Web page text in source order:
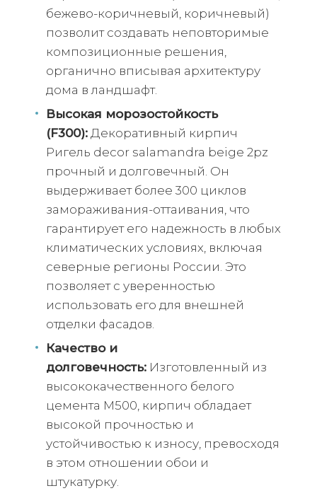
бежево-коричневый, коричневый)
позволит создавать неповторимые
композиционные решения,
органично вписывая архитектуру
дома в ландшафт.
Высокая морозостойкость
(F300): Декоративный кирпич
Ригель decor salamandra beige 2pz
прочный и долговечный. Он
выдерживает более 300 циклов
замораживания-оттаивания, что
гарантирует его надежность в любых
климатических условиях, включая
северные регионы России. Это
позволяет с уверенностью
использовать его для внешней
отделки фасадов.
Качество и
долговечность: Изготовленный из
высококачественного белого
цемента М500, кирпич обладает
высокой прочностью и
устойчивостью к износу, превосходя
в этом отношении обои и
штукатурку.